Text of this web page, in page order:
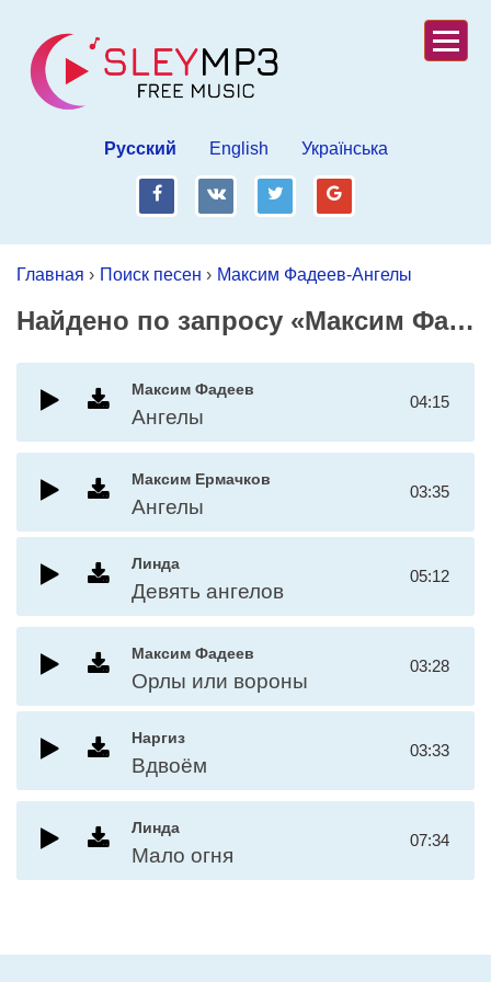
Русский English Українська
fb vk tw gp
Главная › Поиск песен › Максим Фадеев-Ангелы
Найдено по запросу «Максим Фадеев-Ангелы»
Максим Фадеев
Ангелы
04:15
Максим Ермачков
Ангелы
03:35
Линда
Девять ангелов
05:12
Максим Фадеев
Орлы или вороны
03:28
Наргиз
Вдвоём
03:33
Линда
Мало огня
07:34